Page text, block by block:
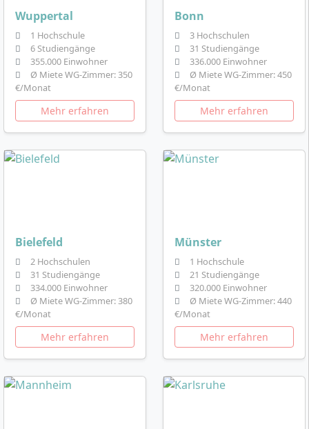
Wuppertal
1 Hochschule
6 Studiengänge
355.000 Einwohner
Ø Miete WG-Zimmer: 350
€/Monat
Mehr erfahren
Bonn
3 Hochschulen
31 Studiengänge
336.000 Einwohner
Ø Miete WG-Zimmer: 450
€/Monat
Mehr erfahren
Bielefeld
2 Hochschulen
31 Studiengänge
334.000 Einwohner
Ø Miete WG-Zimmer: 380
€/Monat
Mehr erfahren
Münster
1 Hochschule
21 Studiengänge
320.000 Einwohner
Ø Miete WG-Zimmer: 440
€/Monat
Mehr erfahren